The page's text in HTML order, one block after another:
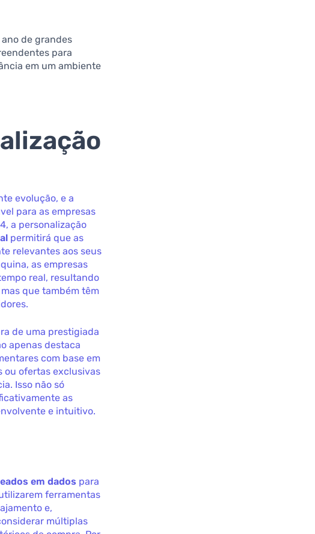
de grandes
para
em um ambiente
evolução, e a
para as empresas
a personalização
permitirá que as
relevantes aos seus
as empresas
real, resultando
que também têm
de uma prestigiada
apenas destaca
com base em
ou ofertas exclusivas
Isso não só
as
e intuitivo.
em dados para
ferramentas
e,
múltiplas